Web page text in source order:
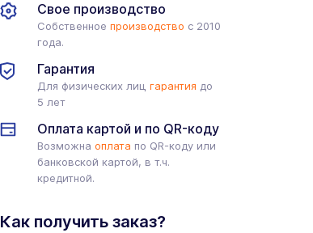
Свое производство
Собственноепроизводство с 2010
года.
Гарантия
Для физических лицгарантия до
5 лет
Оплата картой и по QR-коду
Возможнаоплата по QR-коду или
банковской картой, в т.ч.
кредитной.
Как получить заказ?